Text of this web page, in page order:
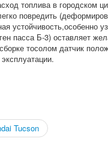
топлива в городском
повредить
устойчивость,особенно
пасса Б-3) оставляет
тосолом датчик
Tucson